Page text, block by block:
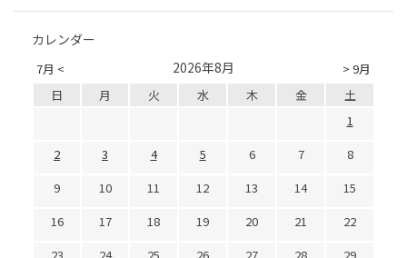
カレンダー
7月 < > 9月
2026年8月
日 月 火 水 木 金
土
1
2
3 4 5 6 7
8
9
10 11 12 13 14
15
16
17 18 19 20 21
22